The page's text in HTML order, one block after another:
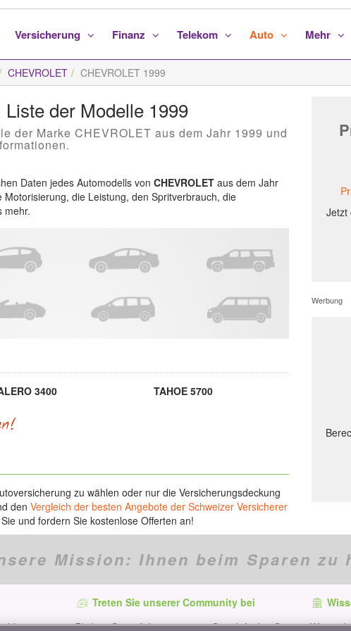
Versicherung Finanz Telekom Auto Mehr
CHEVROLET CHEVROLET 1999
der Modelle 1999
der Marke CHEVROLET aus dem Jahr 1999 und
Daten jedes Automodells von CHEVROLET aus dem Jahr
Motorisierung, die Leistung, den Spritverbrauch, die
mehr.
3400 TAHOE 5700
zu wählen oder nur die Versicherungsdeckung
den Vergleich der besten Angebote der Schweizer Versicherer
und fordern Sie kostenlose Offerten an!
Jetzt
Werbung
Mission: Ihnen beim Sparen zu
zu
Treten Sie unserer Community bei
Bleiben Sie auf dem neuesten Stand, finden Sie
Wer ist